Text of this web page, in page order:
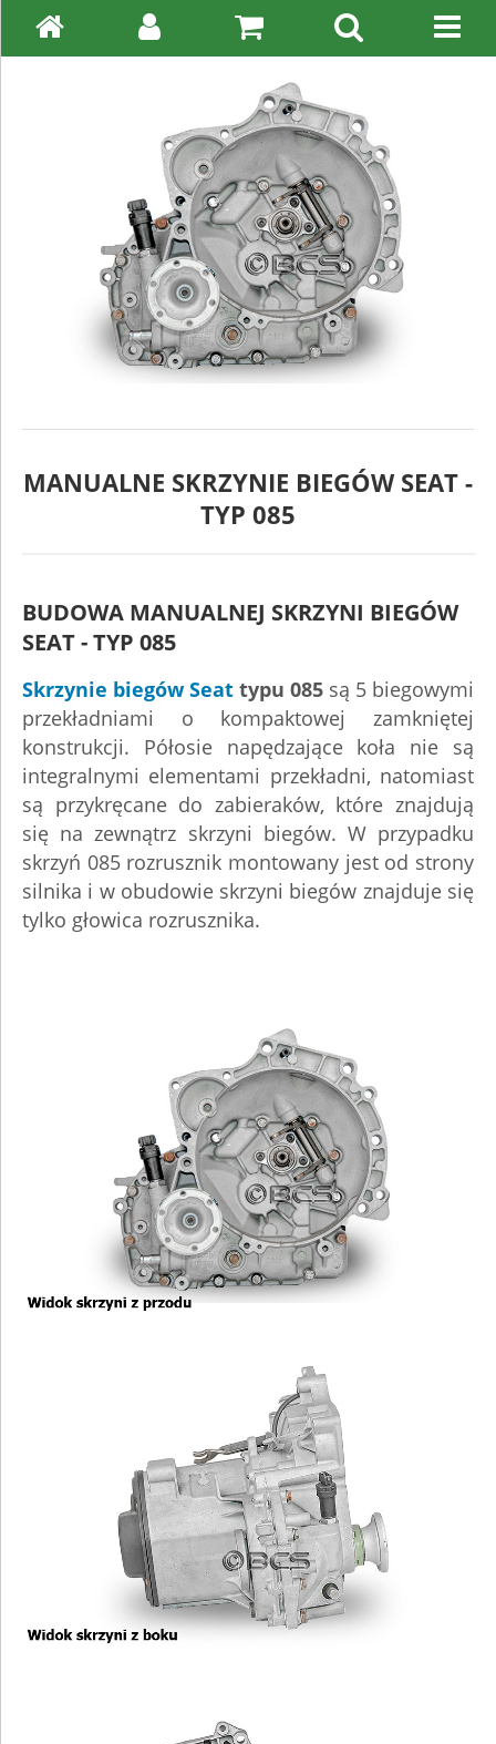
MANUALNE SKRZYNIE BIEGÓW SEAT -
TYP 085
BUDOWA MANUALNEJ SKRZYNI BIEGÓW
SEAT - TYP 085
Skrzynie biegów Seat typu 085 są 5 biegowymi
przekładniami o kompaktowej zamkniętej
konstrukcji. Półosie napędzające koła nie są
integralnymi elementami przekładni, natomiast
są przykręcane do zabieraków, które znajdują
się na zewnątrz skrzyni biegów. W przypadku
skrzyń 085 rozrusznik montowany jest od strony
silnika i w obudowie skrzyni biegów znajduje się
tylko głowica rozrusznika.